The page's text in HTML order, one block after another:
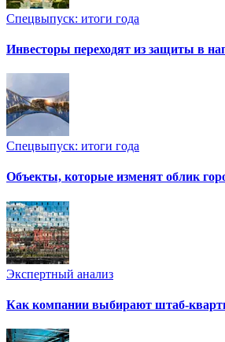
Спецвыпуск: итоги года
Инвесторы переходят из защиты в
Спецвыпуск: итоги года
Объекты, которые изменят облик
Экспертный анализ
Как компании выбирают штаб-